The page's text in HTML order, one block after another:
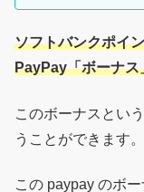
ソフトバンクポイ
PayPay「ボーナス
このボーナスとい
うことができます。
この paypay のボ